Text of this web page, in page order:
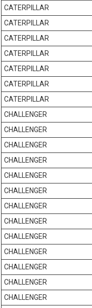
CATERPILLAR
CATERPILLAR
CATERPILLAR
CATERPILLAR
CATERPILLAR
CATERPILLAR
CATERPILLAR
CHALLENGER
CHALLENGER
CHALLENGER
CHALLENGER
CHALLENGER
CHALLENGER
CHALLENGER
CHALLENGER
CHALLENGER
CHALLENGER
CHALLENGER
CHALLENGER
CHALLENGER